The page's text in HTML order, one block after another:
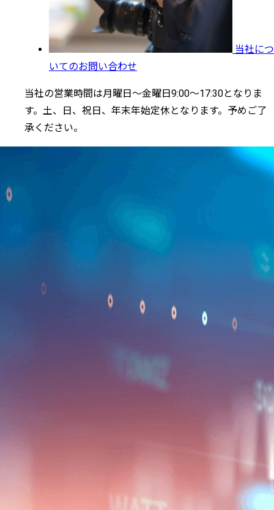
当社につ
いてのお問い合わせ
当社の営業時間は月曜日～金曜日9:00～17:30となりま
す。土、日、祝日、年末年始定休となります。予めご了
承ください。